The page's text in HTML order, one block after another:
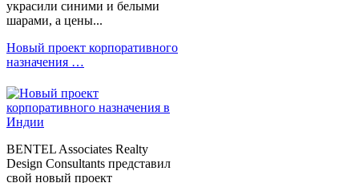
украсили синими и белыми
шарами, а цены...
Новый проект корпоративного
назначения …
BENTEL Associates Realty
Design Consultants представил
свой новый проект